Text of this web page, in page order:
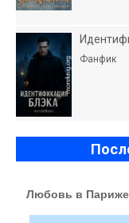
Фанфик
Любовь в Париже